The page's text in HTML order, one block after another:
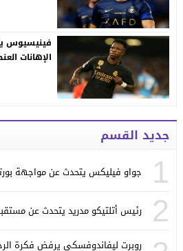
فينيسيوس
الإهانات
جديد القسم
1 جواو فيليكس يتحدث عن مواجهة
2 رئيس أتلتيكو مدريد يتحدث عن
روبرت ليفاندوفسكي يرفض فكرة